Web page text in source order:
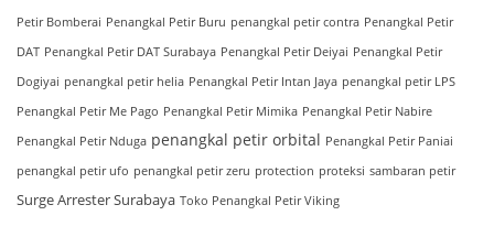
Petir Bomberai Penangkal Petir Buru penangkal petir contra Penangkal Petir
DAT Penangkal Petir DAT Surabaya Penangkal Petir Deiyai Penangkal Petir
Dogiyai penangkal petir helia Penangkal Petir Intan Jaya penangkal petir LPS
Penangkal Petir Me Pago Penangkal Petir Mimika Penangkal Petir Nabire
Penangkal Petir Nduga penangkal petir orbital Penangkal Petir Paniai
penangkal petir ufo penangkal petir zeru protection proteksi sambaran petir
Surge Arrester Surabaya Toko Penangkal Petir Viking